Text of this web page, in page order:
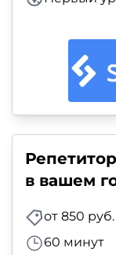
в вашем
от 850 руб.
60 минут